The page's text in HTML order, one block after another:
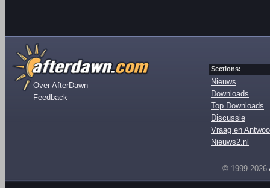
Over AfterDawn
Feedback
Sections:
Nieuws
Downloads
Top Downloads
Discussie
Vraag en
Nieuws2.nl
© 1999-2026